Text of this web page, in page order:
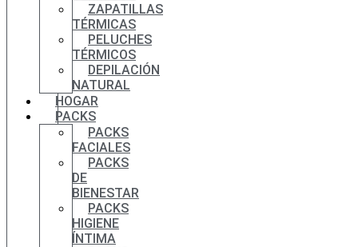
ZAPATILLAS
TÉRMICAS
PELUCHES
TÉRMICOS
DEPILACIÓN
NATURAL
HOGAR
PACKS
PACKS
FACIALES
PACKS
DE
BIENESTAR
PACKS
HIGIENE
ÍNTIMA